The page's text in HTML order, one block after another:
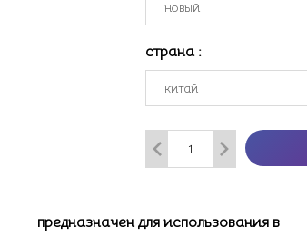
страна :
предназначен для использования в